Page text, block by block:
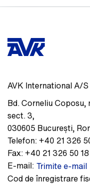
AVK International A/
Bd. Corneliu Coposu,
sect. 3,
030605 București,
Telefon: +40 21 326
Fax: +40 21 326 50 18
E-mail: Trimite e-mail
Cod de înregistrare